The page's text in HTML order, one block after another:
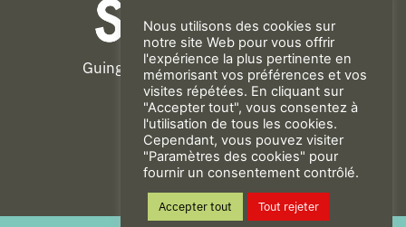
Guingamp-Paimpol Agglomération
11 rue de la Trinité
22200 GUINGAMP
02 96 40 23 82
CONTACT
Nous utilisons des cookies sur
notre site Web pour vous offrir
l'expérience la plus pertinente en
mémorisant vos préférences et vos
visites répétées. En cliquant sur
"Accepter tout", vous consentez à
l'utilisation de tous les cookies.
Cependant, vous pouvez visiter
"Paramètres des cookies" pour
fournir un consentement contrôlé.
Accepter tout Tout rejeter